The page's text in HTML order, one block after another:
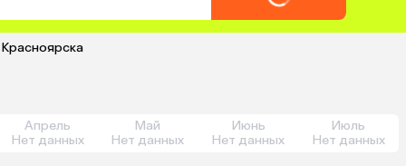
Апрель
Нет данных
Май
Нет данных
Июнь
Нет данных
Июль
Нет данных